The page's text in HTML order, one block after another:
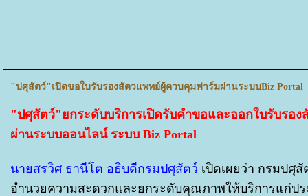
"ปศุสัตว์"เปิดขอใบรับรองสัตวแพทย์ผู้ควบคุมฟาร์มผ่านระบบBiz Portal
"ปศุสัตว์"ยกระดับบริการเปิดรับคำขอและออกใบรับรอ
ผ่านระบบออนไลน์ ระบบ Biz Portal
นายสรวิศ ธานีโต อธิบดีกรมปศุสัตว์ เปิดเผยว่า กรมปศุ
อำนวยความสะดวกและยกระดับคุณภาพให้บริการแก่ป